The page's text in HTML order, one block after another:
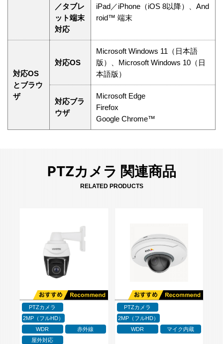
／タブレ
ット端末
対応
iPad／iPhone（iOS 8以降）、And
roid™ 端末
対応OS
とブラウ
ザ
対応OS
Microsoft Windows 11（日本語
版）、Microsoft Windows 10（日
本語版）
対応ブラ
ウザ
Microsoft Edge
Firefox
Google Chrome™
PTZカメラ 関連商品
RELATED PRODUCTS
PTZカメラ
2MP（フルHD）
WDR
赤外線
屋外対応
PTZカメラ
2MP（フルHD）
WDR
マイク内蔵